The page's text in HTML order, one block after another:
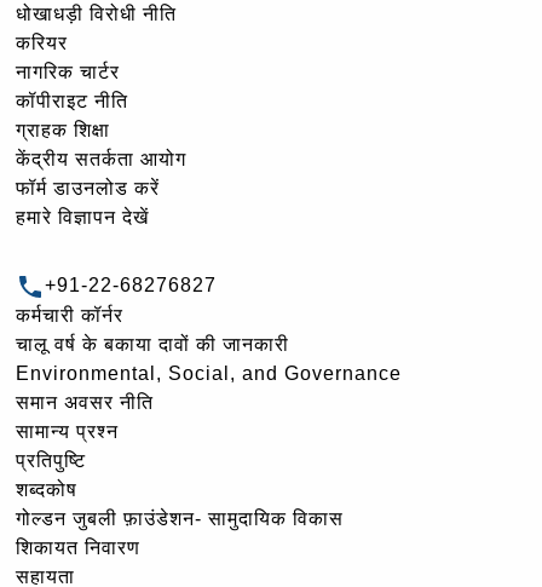
धोखाधड़ी विरोधी नीति
करियर
नागरिक चार्टर
कॉपीराइट नीति
ग्राहक शिक्षा
केंद्रीय सतर्कता आयोग
फॉर्म डाउनलोड करें
हमारे विज्ञापन देखें
+91-22-68276827
कर्मचारी कॉर्नर
चालू वर्ष के बकाया दावों की जानकारी
Environmental, Social, and Governance
समान अवसर नीति
सामान्य प्रश्न
प्रतिपुष्टि
शब्दकोष
गोल्‍डन जुबली फ़ाउंडेशन- सामुदायिक विकास
शिकायत निवारण
सहायता